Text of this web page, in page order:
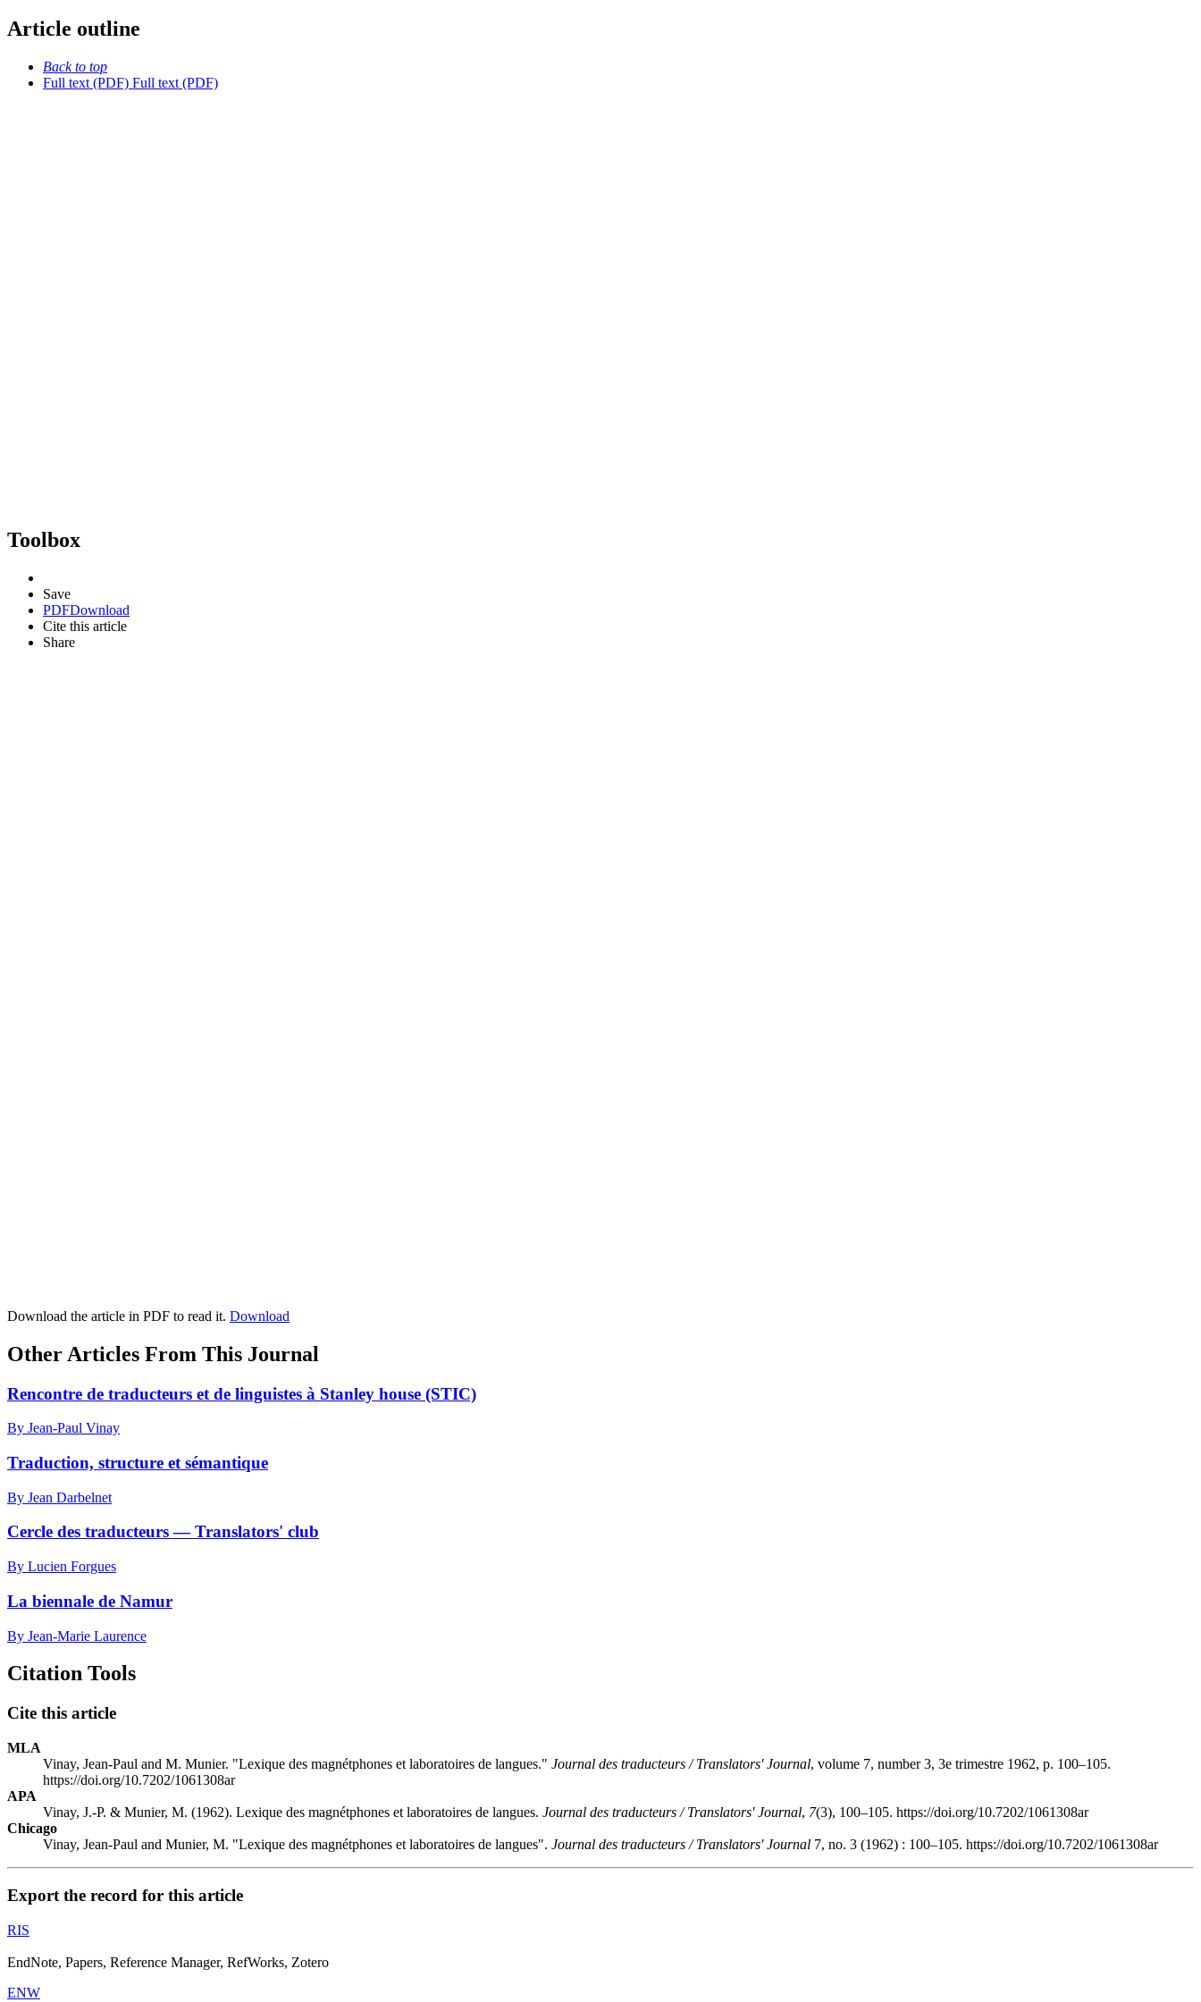
Article outline
Back to top
Full text (PDF) Full text (PDF)
Toolbox
Save
PDFDownload
Cite this article
Share
Download the article in PDF to read it. Download
Other Articles From This Journal
Rencontre de traducteurs et de linguistes à Stanley house (STIC)
By Jean-Paul Vinay
Traduction, structure et sémantique
By Jean Darbelnet
Cercle des traducteurs — Translators' club
By Lucien Forgues
La biennale de Namur
By Jean-Marie Laurence
Citation Tools
Cite this article
MLA
Vinay, Jean-Paul and M. Munier. "Lexique des magnétphones et laboratoires de langues." Journal des traducteurs / Translators' Journal, volume 7, number 3, 3e trimestre 1962, p. 100–105.
https://doi.org/10.7202/1061308ar
APA
Vinay, J.-P. & Munier, M. (1962). Lexique des magnétphones et laboratoires de langues. Journal des traducteurs / Translators' Journal, 7(3), 100–105. https://doi.org/10.7202/1061308ar
Chicago
Vinay, Jean-Paul and Munier, M. "Lexique des magnétphones et laboratoires de langues". Journal des traducteurs / Translators' Journal 7, no. 3 (1962) : 100–105. https://doi.org/10.7202/1061308ar
Export the record for this article
RIS
EndNote, Papers, Reference Manager, RefWorks, Zotero
ENW